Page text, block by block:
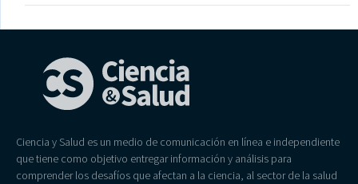
Ciencia y Salud es un medio de comunicación en línea e independiente
que tiene como objetivo entregar información y análisis para
comprender los desafíos que afectan a la ciencia, al sector de la salud